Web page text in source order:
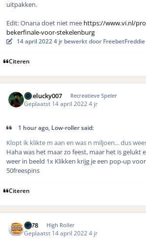
uitpakken.
Edit: Onana doet niet mee https://www.vi.nl/
bekerfinale-voor-stekelenburg
14 april 20224 jr bewerkt door FreebetFreddie
Citeren
Likelucky007 Recreatieve Speler
Geplaatst 14 april 20224 jr
1 hour ago, Low-roller said:
Klopt ik klikte m aan en was n miljoen... dus
Haha was het maar zo feest, maar het is gelukt
weer in beeld 1x Klikken krijg je een pop-up
50freespins
Citeren
TV78 High Roller
Geplaatst 14 april 20224 jr